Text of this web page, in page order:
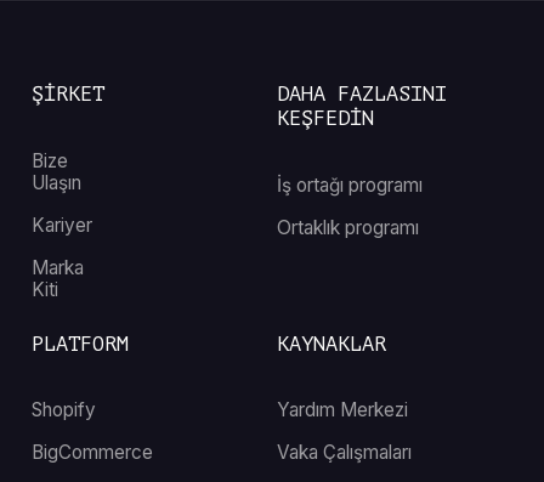
ŞİRKET
Bize
Ulaşın
Kariyer
Marka
Kiti
KAYNAKLAR
Yardım Merkezi
Vaka Çalışmaları
DAHA FAZLASINI
KEŞFEDİN
İş ortağı programı
Ortaklık programı
PLATFORM
Shopify
BigCommerce